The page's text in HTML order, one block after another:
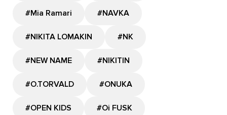
#Mia Ramari #NAVKA
#NIKITA LOMAKIN #NK
#NEW NAME #NIKITIN
#O.TORVALD #ONUKA
#OPEN KIDS #Oi FUSK